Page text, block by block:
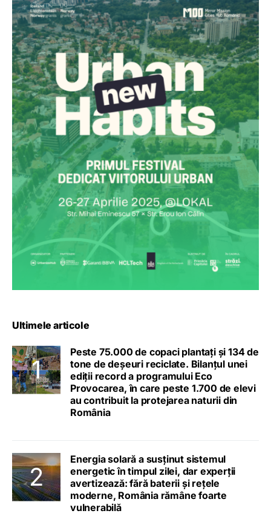
Ultimele articole
Peste 75.000 de copaci plantați și 134 de
tone de deșeuri reciclate. Bilanțul unei
ediții record a programului Eco
Provocarea, în care peste 1.700 de elevi
au contribuit la protejarea naturii din
România
Energia solară a susținut sistemul
energetic în timpul zilei, dar experții
avertizează: fără baterii și rețele
moderne, România rămâne foarte
vulnerabilă